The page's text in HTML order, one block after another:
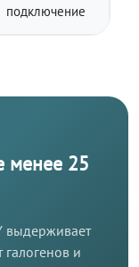
подключение
менее 25
выдерживает
и